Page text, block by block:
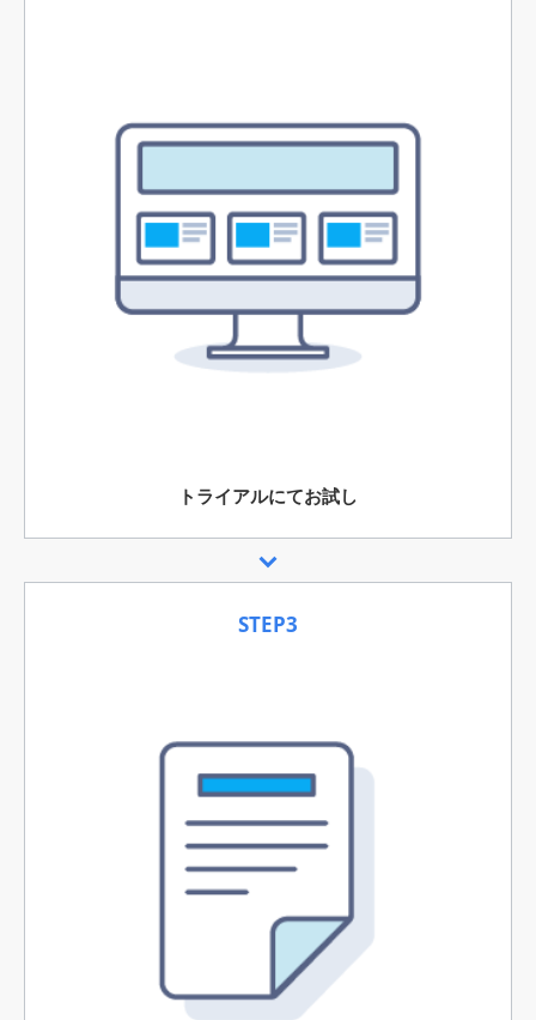
トライアルにてお試し
STEP3